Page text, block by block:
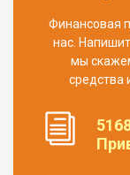
Финансовая
нас.
мы
средства